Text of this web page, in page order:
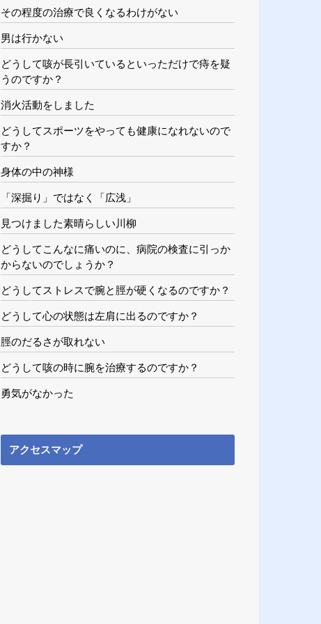
その程度の治療で良くなるわけがない
男は行かない
どうして咳が長引いているといっただけで痔を疑
うのですか？
消火活動をしました
どうしてスポーツをやっても健康になれないので
すか？
身体の中の神様
「深掘り」ではなく「広浅」
見つけました素晴らしい川柳
どうしてこんなに痛いのに、病院の検査に引っか
からないのでしょうか？
どうしてストレスで腕と脛が硬くなるのですか？
どうして心の状態は左肩に出るのですか？
脛のだるさが取れない
どうして咳の時に腕を治療するのですか？
勇気がなかった
アクセスマップ